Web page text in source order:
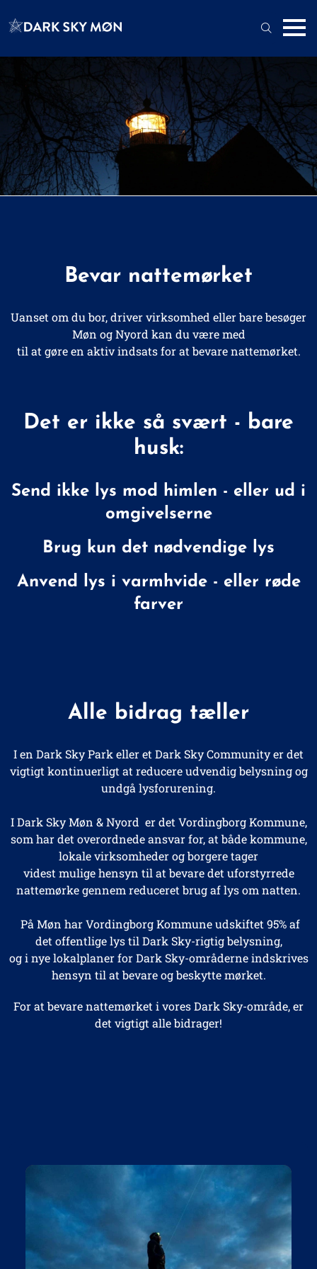
Bevar nattemørket
Uanset om du bor, driver virksomhed eller bare besøger
Møn og Nyord kan du være med
til at gøre en aktiv indsats for at bevare nattemørket.
Det er ikke så svært - bare
husk:
Send ikke lys mod himlen - eller ud i
omgivelserne
Brug kun det nødvendige lys
Anvend lys i varmhvide - eller røde
farver
Alle bidrag tæller
I en Dark Sky Park eller et Dark Sky Community er det
vigtigt kontinuerligt at reducere udvendig belysning og
undgå lysforurening.
I Dark Sky Møn & Nyord er det Vordingborg Kommune,
som har det overordnede ansvar for, at både kommune,
lokale virksomheder og borgere tager
videst mulige hensyn til at bevare det uforstyrrede
nattemørke gennem reduceret brug af lys om natten.
På Møn har Vordingborg Kommune udskiftet 95% af
det offentlige lys til Dark Sky-rigtig belysning,
og i nye lokalplaner for Dark Sky-områderne indskrives
hensyn til at bevare og beskytte mørket.
For at bevare nattemørket i vores Dark Sky-område, er
det vigtigt alle bidrager!